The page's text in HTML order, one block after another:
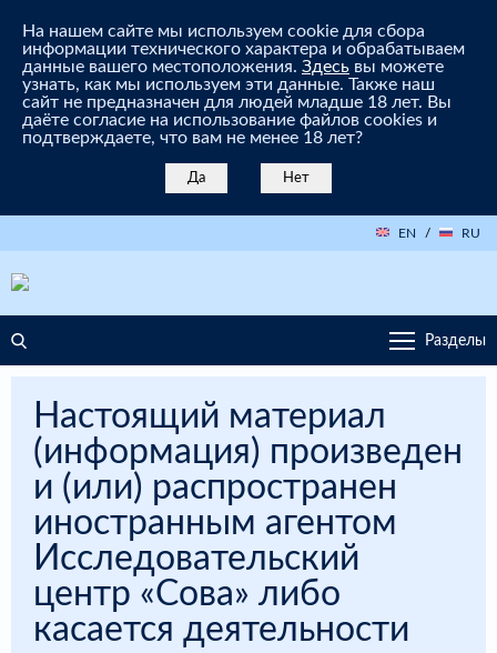
На нашем сайте мы используем cookie для сбора
информации технического характера и обрабатываем
данные вашего местоположения. Здесь вы можете
узнать, как мы используем эти данные. Также наш
сайт не предназначен для людей младше 18 лет. Вы
даёте согласие на использование файлов cookies и
подтверждаете, что вам не менее 18 лет?
Да Нет
EN / RU
Разделы
Настоящий материал
(информация) произведен
и (или) распространен
иностранным агентом
Исследовательский
центр «Сова» либо
касается деятельности